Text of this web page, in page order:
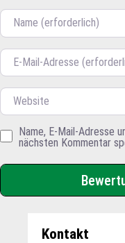
Name
E-Mail
Website
Name, E-Mail-Adresse
nächsten Kommentar
Kontakt